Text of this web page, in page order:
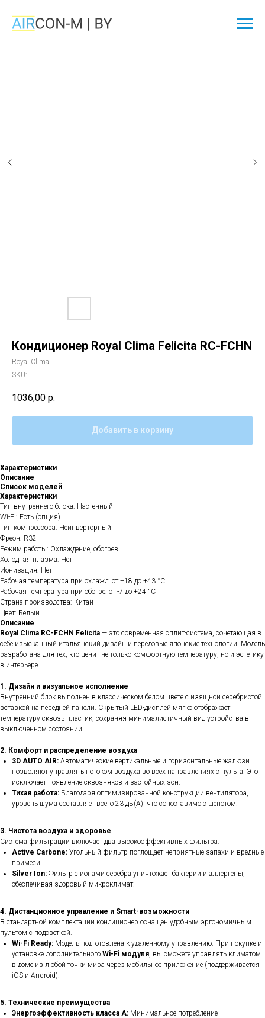
Кондиционер Royal Clima Felicita RC-FCHN
Royal Clima
SKU:
1036,00 р.
Добавить в корзину
Характеристики
Описание
Список моделей
Характеристики
Тип внутреннего блока: Настенный
Wi-Fi: Есть (опция)
Тип компрессора: Неинверторный
Фреон: R32
Режим работы: Охлаждение, обогрев
Холодная плазма: Нет
Ионизация: Нет
Рабочая температура при охлажд: от +18 до +43 °C
Рабочая температура при обогре: от -7 до +24 °C
Страна производства: Китай
Цвет: Белый
Описание
Royal Clima RC-FCHN Felicita — это современная сплит-система, сочетающая в
себе изысканный итальянский дизайн и передовые японские технологии. Модель
разработана для тех, кто ценит не только комфортную температуру, но и эстетику
в интерьере.
1. Дизайн и визуальное исполнение
Внутренний блок выполнен в классическом белом цвете с изящной серебристой
вставкой на передней панели. Скрытый LED-дисплей мягко отображает
температуру сквозь пластик, сохраняя минималистичный вид устройства в
выключенном состоянии.
2. Комфорт и распределение воздуха
3D AUTO AIR: Автоматические вертикальные и горизонтальные жалюзи
позволяют управлять потоком воздуха во всех направлениях с пульта. Это
исключает появление сквозняков и застойных зон.
Тихая работа: Благодаря оптимизированной конструкции вентилятора,
уровень шума составляет всего 23 дБ(А), что сопоставимо с шепотом.
3. Чистота воздуха и здоровье
Система фильтрации включает два высокоэффективных фильтра:
Active Carbone: Угольный фильтр поглощает неприятные запахи и вредные
примеси.
Silver Ion: Фильтр с ионами серебра уничтожает бактерии и аллергены,
обеспечивая здоровый микроклимат.
4. Дистанционное управление и Smart-возможности
В стандартной комплектации кондиционер оснащен удобным эргономичным
пультом с подсветкой.
Wi-Fi Ready: Модель подготовлена к удаленному управлению. При покупке и
установке дополнительного Wi-Fi модуля , вы сможете управлять климатом
в доме из любой точки мира через мобильное приложение (поддерживается
iOS и Android).
5. Технические преимущества
Энергоэффективность класса А: Минимальное потребление